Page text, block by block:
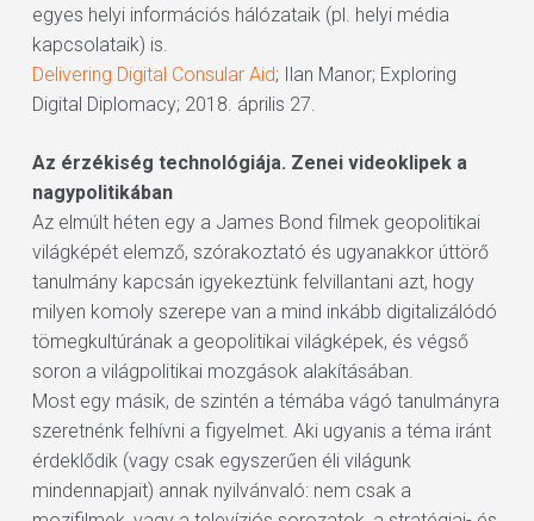
egyes helyi információs hálózataik (pl. helyi média
kapcsolataik) is.
Delivering Digital Consular Aid; Ilan Manor; Exploring
Digital Diplomacy; 2018. április 27.
Az érzékiség technológiája. Zenei videoklipek a
nagypolitikában
Az elmúlt héten egy a James Bond filmek geopolitikai
világképét elemző, szórakoztató és ugyanakkor úttörő
tanulmány kapcsán igyekeztünk felvillantani azt, hogy
milyen komoly szerepe van a mind inkább digitalizálódó
tömegkultúrának a geopolitikai világképek, és végső
soron a világpolitikai mozgások alakításában.
Most egy másik, de szintén a témába vágó tanulmányra
szeretnénk felhívni a figyelmet. Aki ugyanis a téma iránt
érdeklődik (vagy csak egyszerűen éli világunk
mindennapjait) annak nyilvánvaló: nem csak a